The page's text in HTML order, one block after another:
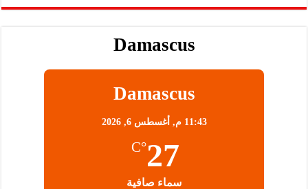
Damascus
Damascus
11:43 م, أغسطس 6, 2026
27
°C
سماء صافية